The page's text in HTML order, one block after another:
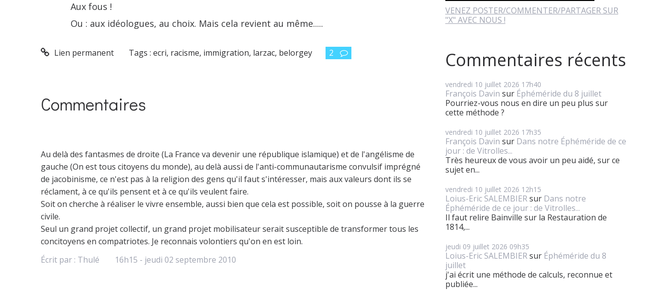
Aux fous !
Ou : aux idéologues, au choix. Mais cela revient au même.....
Lien permanent Tags :ecri, racisme, immigration, larzac, belorgey 2
Commentaires
Au delà des fantasmes de droite (La France va devenir une république islamique) et de l'angélisme de
gauche (On est tous citoyens du monde), au delà aussi de l'anti-communautarisme convulsif imprégné
de jacobinisme, ce n'est pas à la religion des gens qu'il faut s'intéresser, mais aux valeurs dont ils se
réclament, à ce qu'ils pensent et à ce qu'ils veulent faire.
Soit on cherche à réaliser le vivre ensemble, aussi bien que cela est possible, soit on pousse à la guerre
civile.
Seul un grand projet collectif, un grand projet mobilisateur serait susceptible de transformer tous les
concitoyens en compatriotes. Je reconnais volontiers qu'on en est loin.
Écrit par : Thulé 16h15 - jeudi 02 septembre 2010
VENEZ POSTER/COMMENTER/PARTAGER SUR
"X" AVEC NOUS !
Commentaires récents
vendredi 10 juillet 2026 17h40
François Davin sur Éphéméride du 8 juillet
Pourriez-vous nous en dire un peu plus sur
cette méthode ?
vendredi 10 juillet 2026 17h35
François Davin sur Dans notre Éphéméride de ce
jour : de Vitrolles...
Très heureux de vous avoir un peu aidé, sur ce
sujet en...
vendredi 10 juillet 2026 12h15
Loius-Eric SALEMBIERsur Dans notre
Éphéméride de ce jour : de Vitrolles...
Il faut relire Bainville sur la Restauration de
1814,...
jeudi 09 juillet 2026 09h35
Loius-Eric SALEMBIERsur Éphéméride du 8
juillet
j'ai écrit une méthode de calculs, reconnue et
publiée...